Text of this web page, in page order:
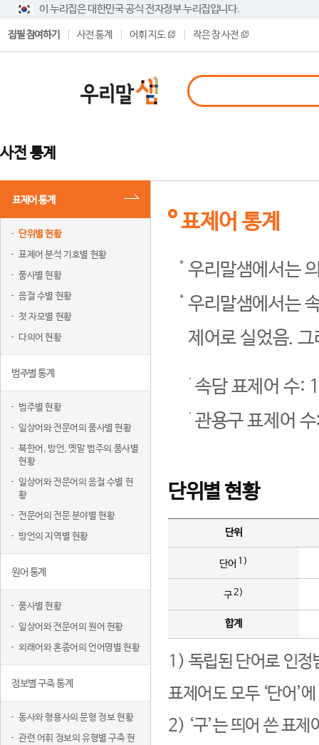
이 누리집은 대한민국 공식 전자정부 누리집입니다.
집필 참여하기 사전 통계 어휘 지도 작은 창 사전
사전 통계
표제어 통계
단위별 현황
표제어 분석 기호별 현황
품사별 현황
음절 수별 현황
첫 자모별 현황
다의어 현황
범주별 통계
범주별 현황
일상어와 전문어의 품사별 현황
북한어, 방언, 옛말 범주의 품사별
현황
일상어와 전문어의 음절 수별 현
황
전문어의 전문 분야별 현황
방언의 지역별 현황
원어 통계
품사별 현황
일상어와 전문어의 원어 현황
외래어와 혼종어의 언어명별 현황
정보별 구축 통계
동사와 형용사의 문형 정보 현황
관련 어휘 정보의 유형별 구축 현
표제어 통계
우리말샘에서는
우리말샘에서는
제어로 실었음.
속담 표제어 수:
관용구 표제어
단위별 현황
단위
단어 1)
구2)
합계
1) 독립된 단어로 인정
표제어도 모두 ‘단어’
2) ‘구’는 띄어 쓴 표